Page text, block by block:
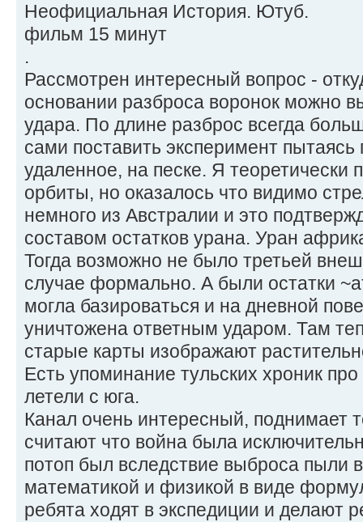
Неофициальная История. Ютуб.
фильм 15 минут
.
Рассмотрен интересный вопрос -
основании разброса воронок можно
удара. По длине разброс всегда
сами поставить эксперимент пытаясь
удаленное, на песке. Я теоретически
орбиты, но оказалось что видимо
немного из Австралии и это
составом остатков урана. Уран
Тогда возможно не было третьей
случае формально. А были остатки
могла базироваться и на дневной
уничтожена ответным ударом. Там
старые карты изображают
Есть упоминание тульских хроник
летели с юга.
Канал очень интересный, поднимает
считают что война была
потоп был вследствие выброса пыли
математикой и физикой в виде
ребята ходят в экспедиции и делают